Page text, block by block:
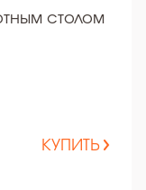
столом
КУПИТЬ